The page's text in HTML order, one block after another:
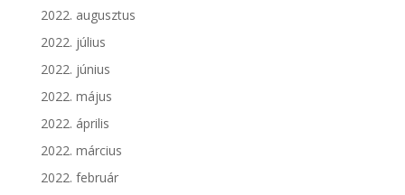
2022. augusztus
2022. július
2022. június
2022. május
2022. április
2022. március
2022. február